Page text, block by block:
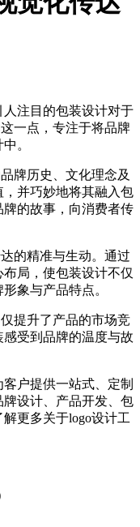
注目的包装设计对于
一点，专注于将品牌
。
牌历史、文化理念及
并巧妙地将其融入包
的故事，向消费者传
的精准与生动。通过
局，使包装设计不仅
象与产品特点。
提升了产品的市场竞
受到品牌的温度与故
户提供一站式、定制
设计、产品开发、包
更多关于logo设计工